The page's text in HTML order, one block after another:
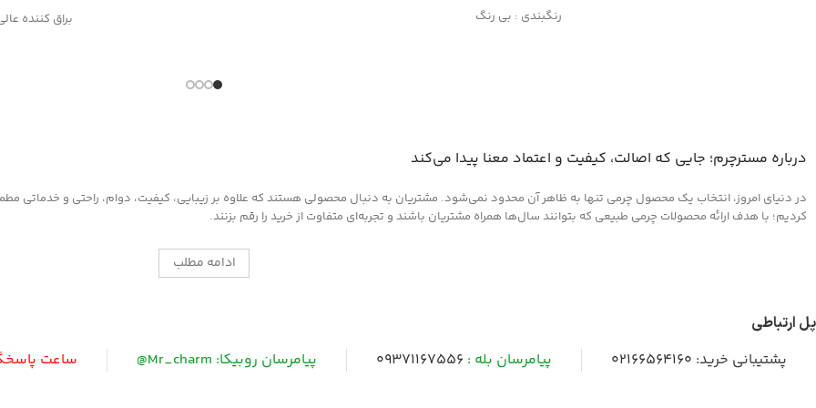
رنگبندی : بی رنگ
براق کننده
را روی سطح
درباره مسترچرم؛ جایی که اصالت، کیفیت و اعتماد معنا پیدا می‌کند
در دنیای امروز، انتخاب یک محصول چرمی تنها به ظاهر آن محدود نمی‌شود. مشتریان به دنبال محصولی هستند که علاوه بر زیبایی، کیفیت، دوام، راحتی و خدماتی
کردیم؛ با هدف ارائه محصولات چرمی طبیعی که بتوانند سال‌ها همراه مشتریان باشند و تجربه‌ای متفاوت از خرید را رقم بزنند.
ادامه مطلب
پل ارتباطی
پشتیبانی خرید: 02166564160 پیامرسان بله : 09371167556 پیامرسان روبیکا: Mr_charm@ ساعت